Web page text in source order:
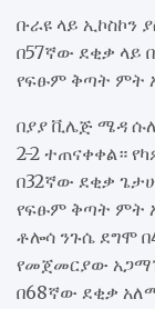
ቡራዩ ላይ ኢኮስኮን
በ57ኛው ደቂቃ ላይ
የፍፁም ቅጣት ምት
በያያ ቪሌጅ ሜዳ
2-2 ተጠናቀቀል።
በ32ኛው ደቂቃ
የፍፁም ቅጣት ምት
ቶሎሳ ንጉሴ ደግሞ
የመጀመርያው
በ68ኛው ደቂቃ